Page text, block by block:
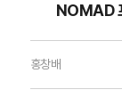
NOMAD
홍창배